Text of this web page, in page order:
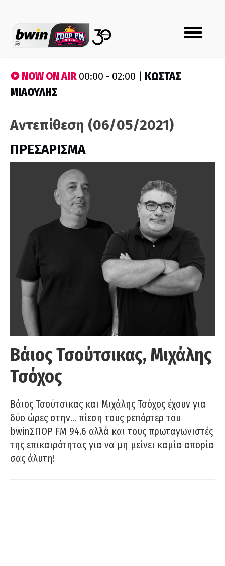
Toggle
navigation
NOW ON AIR00:00 - 02:00 | ΚΩΣΤΑΣ
ΜΙΑΟΥΛΗΣ
Αντεπίθεση (06/05/2021)
ΠΡΕΣΑΡΙΣΜΑ
Βάιος Τσούτσικας, Μιχάλης
Τσόχος
Βάιος Τσούτσικας και Μιχάλης Τσόχος έχουν για
δύο ώρες στην… πίεση τους ρεπόρτερ του
bwinΣΠΟΡ FM 94,6 αλλά και τους πρωταγωνιστές
της επικαιρότητας για να μη μείνει καμία απορία
σας άλυτη!